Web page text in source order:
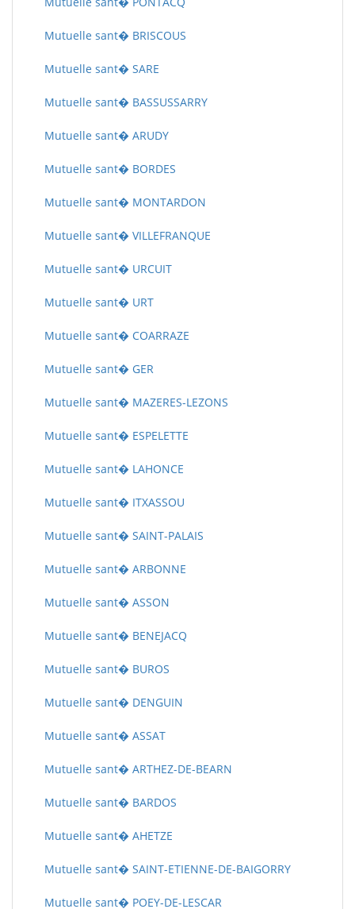
Mutuelle sant� BRISCOUS
Mutuelle sant� SARE
Mutuelle sant� BASSUSSARRY
Mutuelle sant� ARUDY
Mutuelle sant� BORDES
Mutuelle sant� MONTARDON
Mutuelle sant� VILLEFRANQUE
Mutuelle sant� URCUIT
Mutuelle sant� URT
Mutuelle sant� COARRAZE
Mutuelle sant� GER
Mutuelle sant� MAZERES-LEZONS
Mutuelle sant� ESPELETTE
Mutuelle sant� LAHONCE
Mutuelle sant� ITXASSOU
Mutuelle sant� SAINT-PALAIS
Mutuelle sant� ARBONNE
Mutuelle sant� ASSON
Mutuelle sant� BENEJACQ
Mutuelle sant� BUROS
Mutuelle sant� DENGUIN
Mutuelle sant� ASSAT
Mutuelle sant� ARTHEZ-DE-BEARN
Mutuelle sant� BARDOS
Mutuelle sant� AHETZE
Mutuelle sant� SAINT-ETIENNE-DE-BAIGORRY
Mutuelle sant� POEY-DE-LESCAR